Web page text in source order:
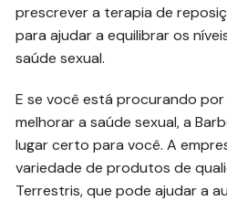
prescrever a terapia de
para ajudar a equilibrar os
saúde sexual.
E se você está procurando
melhorar a saúde sexual, a
lugar certo para você. A
variedade de produtos de
Terrestris, que pode ajudar a